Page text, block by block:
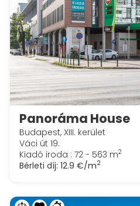
Panoráma House
Budapest, XIII. kerület
Váci út 19.
Kiadó iroda : 72 - 563 m2
Bérleti díj: 12.9 €/m2